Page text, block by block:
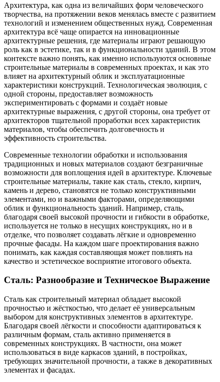
Архитектура, как одна из величайших форм человеческого
творчества, на протяжении веков менялась вместе с развитием
технологий и изменением общественных нужд. Современная
архитектура всё чаще опирается на инновационные
архитектурные решения, где материалы играют решающую
роль как в эстетике, так и в функциональности зданий. В этом
контексте важно понять, как именно используются основные
строительные материалы в современных проектах, и как это
влияет на архитектурный облик и эксплуатационные
характеристики конструкций. Технологическая эволюция, с
одной стороны, предоставляет возможность
экспериментировать с формами и создаёт новые
архитектурные выражения, с другой стороны, она требует от
архитекторов тщательной проработки всех характеристик
материалов, чтобы обеспечить долговечность и
эффективность строительства.
Современные технологии обработки и использования
традиционных и новых материалов создают безграничные
возможности для воплощения идей в архитектуре. Ключевые
строительные материалы, такие как сталь, стекло, кирпич,
камень и дерево, становятся не только конструктивными
элементами, но и важными факторами, определяющими
облик и функциональность зданий. Например, сталь,
благодаря своей высокой прочности и гибкости в обработке,
используется не только в несущих конструкциях, но и в
отделке, что позволяет создавать лёгкие и одновременно
прочные фасады. На каждом шаге проектирования важно
понимать, как каждая составляющая может повлиять на
качество и эстетическое восприятие итогового объекта.
Сталь: Разнообразие и Техническое Выражение
Сталь как строительный материал обладает высокой
прочностью и жёсткостью, что делает её универсальным
выбором для конструктивных элементов в архитектуре.
Благодаря своей лёгкости и способности адаптироваться к
различным формам, сталь активно применяется в
современных конструкциях. В частности, она может
использоваться в виде каркасов зданий, в постройках,
требующих значительной прочности, а также в декоративных
элементах и фасадах.